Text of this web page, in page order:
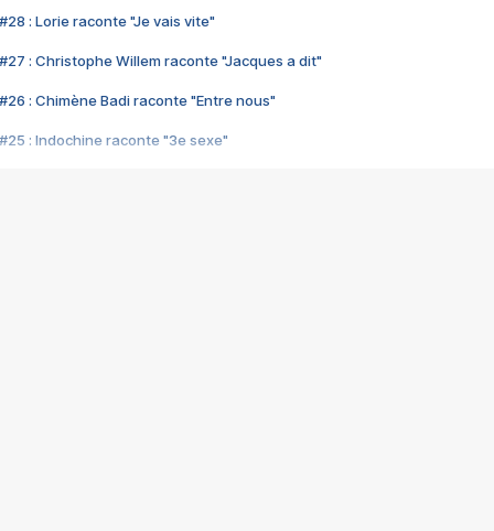
#28 : Lorie raconte "Je vais vite"
#27 : Christophe Willem raconte "Jacques a dit"
#26 : Chimène Badi raconte "Entre nous"
#25 : Indochine raconte "3e sexe"